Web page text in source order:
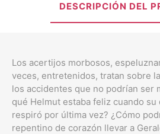
DESCRIPCIÓN DEL
Los acertijos morbosos,
veces, entretenidos, tratan sobre
los accidentes que no podrían ser
qué Helmut estaba feliz cuando su
respiró por última vez? ¿Cómo
repentino de corazón llevar a